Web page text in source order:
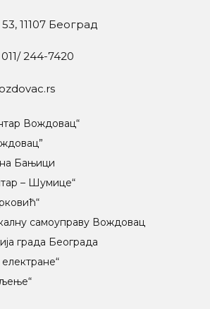
11107 Београд
244-7420
Вождовац“
Бањици
– Шумице“
самоуправу Вождовац
града Београда